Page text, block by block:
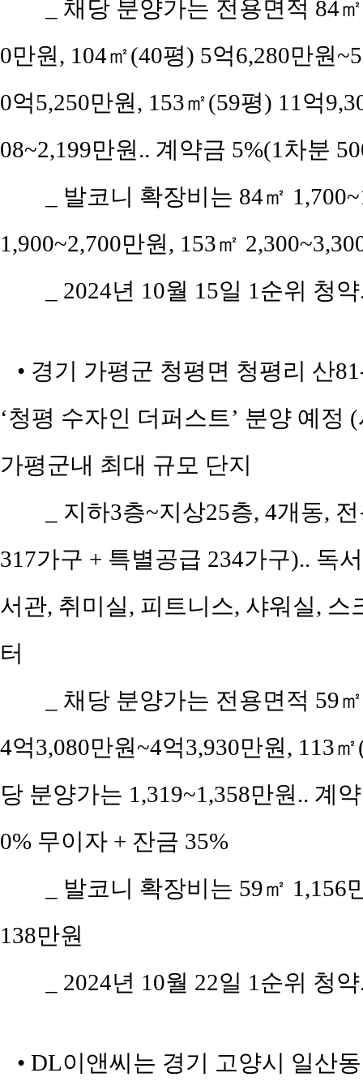
_ 채당 분양가는 전용면적 84
0만원, 104㎡(40평) 5억6,280만원
0억5,250만원, 153㎡(59평) 11억
08~2,199만원.. 계약금 5%(1차분
_ 발코니 확장비는 84㎡
1,900~2,700만원, 153㎡
_ 2024년 10월 15일 1순위 청
• 경기 가평군 청평면 청평리 산
‘청평 수자인 더퍼스트’ 분양 예
가평군내 최대 규모 단지
_ 지하3층~지상25층, 4개동,
317가구 + 특별공급 234가구).. 독
서관, 취미실, 피트니스, 샤워실,
터
_ 채당 분양가는 전용면적 59
4억3,080만원~4억3,930만원, 113
당 분양가는 1,319~1,358만원.. 계
0% 무이자 + 잔금 35%
_ 발코니 확장비는 59㎡ 1,156
138만원
_ 2024년 10월 22일 1순위 청
• DL이앤씨는 경기 고양시 일산